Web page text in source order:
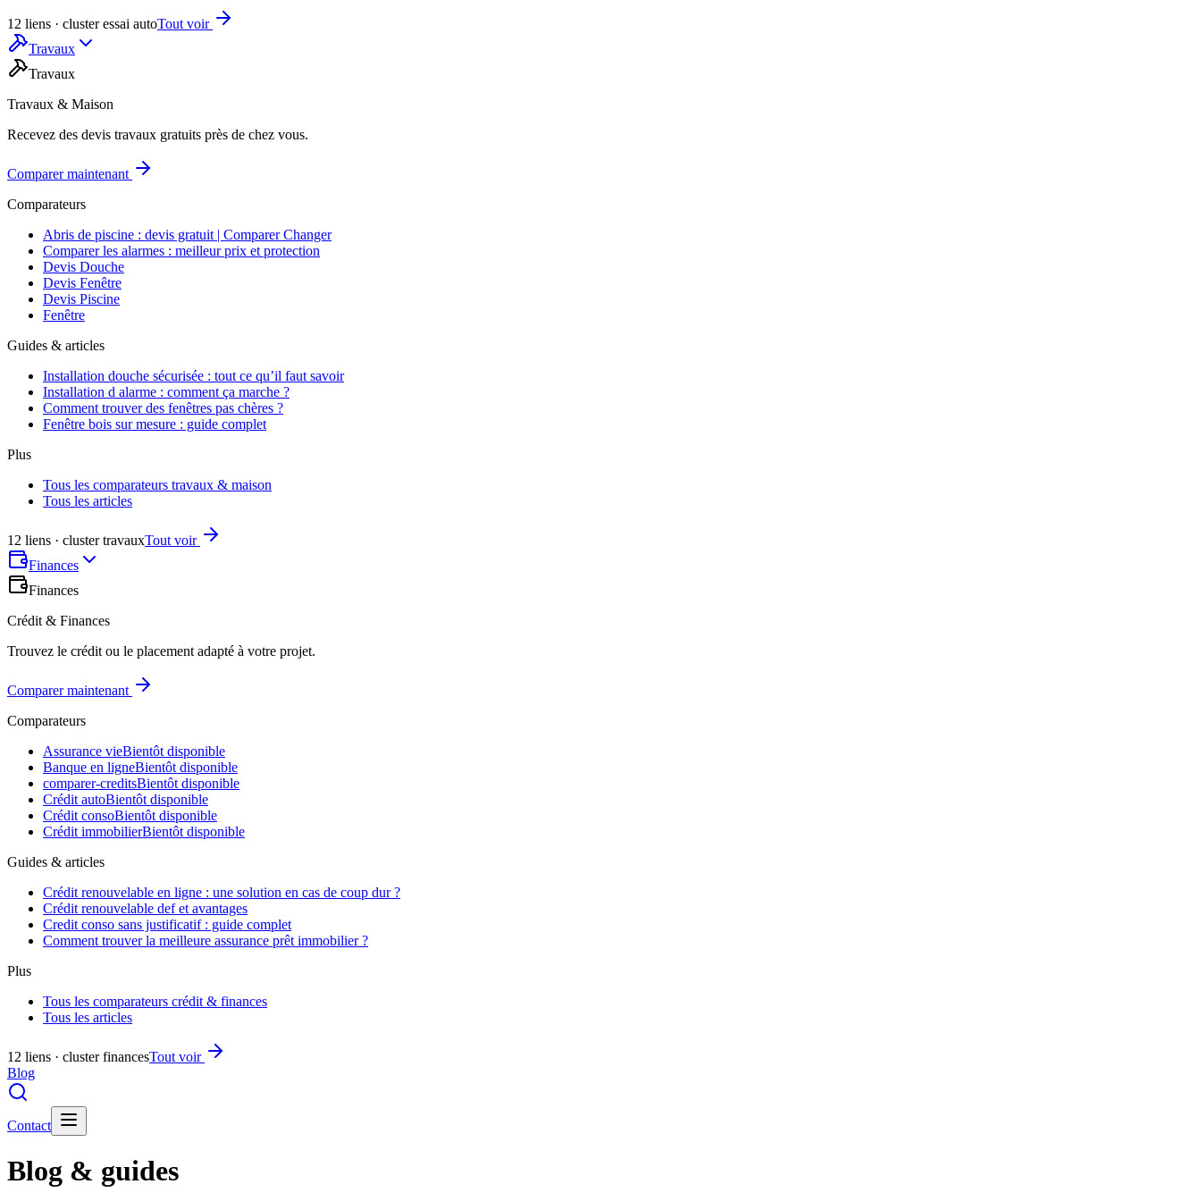
12 liens · cluster essai autoTout voir
Travaux
Travaux
Travaux & Maison
Recevez des devis travaux gratuits près de chez vous.
Comparer maintenant
Comparateurs
Abris de piscine : devis gratuit | Comparer Changer
Comparer les alarmes : meilleur prix et protection
Devis Douche
Devis Fenêtre
Devis Piscine
Fenêtre
Guides & articles
Installation douche sécurisée : tout ce qu’il faut savoir
Installation d alarme : comment ça marche ?
Comment trouver des fenêtres pas chères ?
Fenêtre bois sur mesure : guide complet
Plus
Tous les comparateurs travaux & maison
Tous les articles
12 liens · cluster travauxTout voir
Finances
Finances
Crédit & Finances
Trouvez le crédit ou le placement adapté à votre projet.
Comparer maintenant
Comparateurs
Assurance vieBientôt disponible
Banque en ligneBientôt disponible
comparer-creditsBientôt disponible
Crédit autoBientôt disponible
Crédit consoBientôt disponible
Crédit immobilierBientôt disponible
Guides & articles
Crédit renouvelable en ligne : une solution en cas de coup dur ?
Crédit renouvelable def et avantages
Credit conso sans justificatif : guide complet
Comment trouver la meilleure assurance prêt immobilier ?
Plus
Tous les comparateurs crédit & finances
Tous les articles
12 liens · cluster financesTout voir
Blog
Contact
Blog & guides